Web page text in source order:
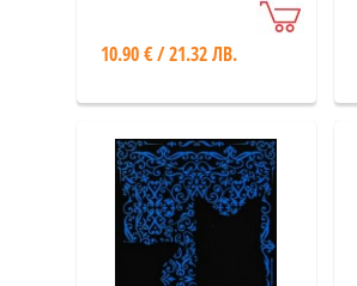
10.90 € / 21.32 ЛВ.